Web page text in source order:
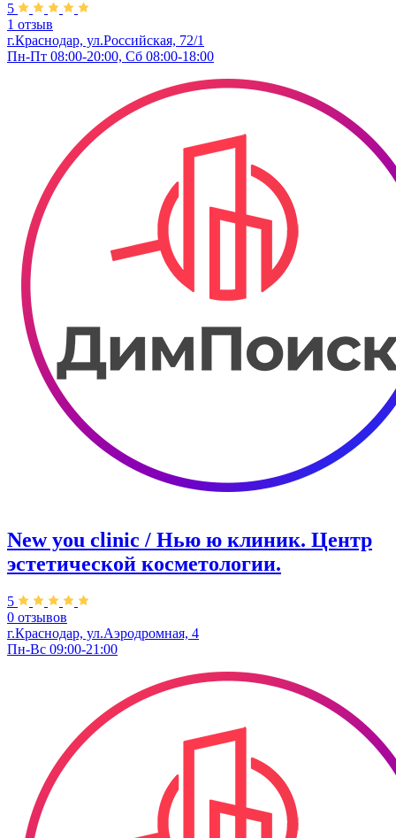
5
1 отзыв
г.Краснодар, ул.Российская, 72/1
Пн-Пт 08:00-20:00, Сб 08:00-18:00
New you clinic / Нью ю клиник. ​Центр
эстетической косметологии.
5
0 отзывов
г.Краснодар, ул.Аэродромная, 4
Пн-Вс 09:00-21:00